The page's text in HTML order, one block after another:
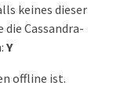
keines dieser
Cassandra-
Y
offline ist.